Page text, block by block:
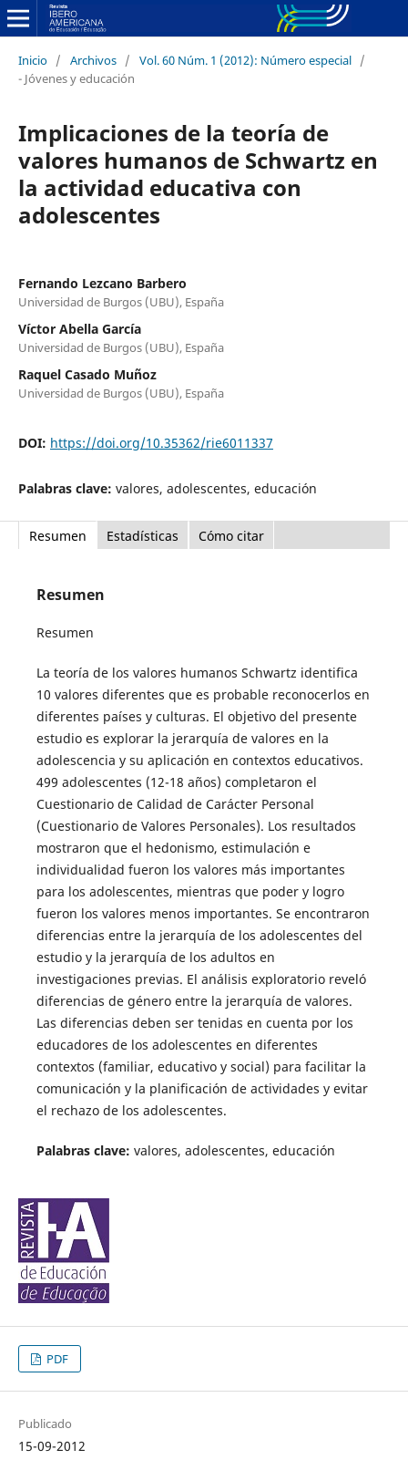
Inicio / Archivos / Vol. 60 Núm. 1 (2012): Número especial /
- Jóvenes y educación
Implicaciones de la teoría de
valores humanos de Schwartz en
la actividad educativa con
adolescentes
Fernando Lezcano Barbero
Universidad de Burgos (UBU), España
Víctor Abella García
Universidad de Burgos (UBU), España
Raquel Casado Muñoz
Universidad de Burgos (UBU), España
DOI: https://doi.org/10.35362/rie6011337
Palabras clave: valores, adolescentes, educación
Resumen Estadísticas Cómo citar
Resumen
Resumen
La teoría de los valores humanos Schwartz identifica
10 valores diferentes que es probable reconocerlos en
diferentes países y culturas. El objetivo del presente
estudio es explorar la jerarquía de valores en la
adolescencia y su aplicación en contextos educativos.
499 adolescentes (12-18 años) completaron el
Cuestionario de Calidad de Carácter Personal
(Cuestionario de Valores Personales). Los resultados
mostraron que el hedonismo, estimulación e
individualidad fueron los valores más importantes
para los adolescentes, mientras que poder y logro
fueron los valores menos importantes. Se encontraron
diferencias entre la jerarquía de los adolescentes del
estudio y la jerarquía de los adultos en
investigaciones previas. El análisis exploratorio reveló
diferencias de género entre la jerarquía de valores.
Las diferencias deben ser tenidas en cuenta por los
educadores de los adolescentes en diferentes
contextos (familiar, educativo y social) para facilitar la
comunicación y la planificación de actividades y evitar
el rechazo de los adolescentes.
Palabras clave: valores, adolescentes, educación
PDF
Publicado
15-09-2012